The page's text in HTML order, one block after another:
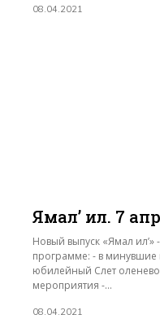
08.04.2021
Ямал’ ил. 7
Новый выпуск «Ямал
программе: - в минувшие выходные в Яр-Сале прошел
юбилейный Слет оленеводов и
мероприятия -...
08.04.2021